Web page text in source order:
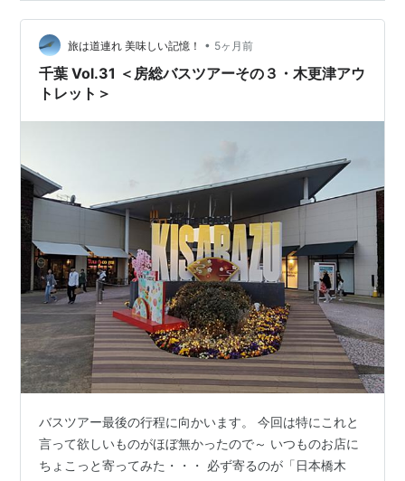
旅は道連れ 美味しい記憶！ • 5ヶ月前
千葉 Vol.31 ＜房総バスツアーその３・木更津アウ
トレット＞
バスツアー最後の行程に向かいます。 今回は特にこれと
言って欲しいものがほぼ無かったので～ いつものお店に
ちょこっと寄ってみた・・・ 必ず寄るのが「日本橋木